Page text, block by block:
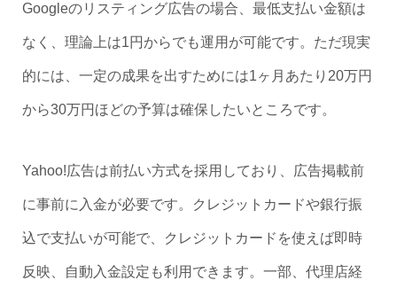
Googleのリスティング広告の場合、最低支払い金額は
なく、理論上は1円からでも運用が可能です。ただ現実
的には、一定の成果を出すためには1ヶ月あたり20万円
から30万円ほどの予算は確保したいところです。
Yahoo!広告は前払い方式を採用しており、広告掲載前
に事前に入金が必要です。クレジットカードや銀行振
込で支払いが可能で、クレジットカードを使えば即時
反映、自動入金設定も利用できます。一部、代理店経